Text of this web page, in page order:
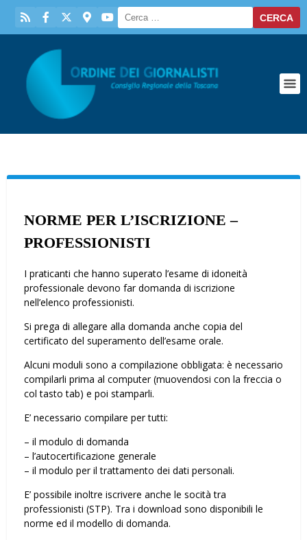
NORME PER L’ISCRIZIONE –
PROFESSIONISTI
I praticanti che hanno superato l’esame di idoneità
professionale devono far domanda di iscrizione
nell’elenco professionisti.
Si prega di allegare alla domanda anche copia del
certificato del superamento dell’esame orale.
Alcuni moduli sono a compilazione obbligata: è necessario
compilarli prima al computer (muovendosi con la freccia o
col tasto tab) e poi stamparli.
E’ necessario compilare per tutti:
– il modulo di domanda
– l’autocertificazione generale
– il modulo per il trattamento dei dati personali.
E’ possibile inoltre iscrivere anche le socità tra
professionisti (STP). Tra i download sono disponibili le
norme ed il modello di domanda.